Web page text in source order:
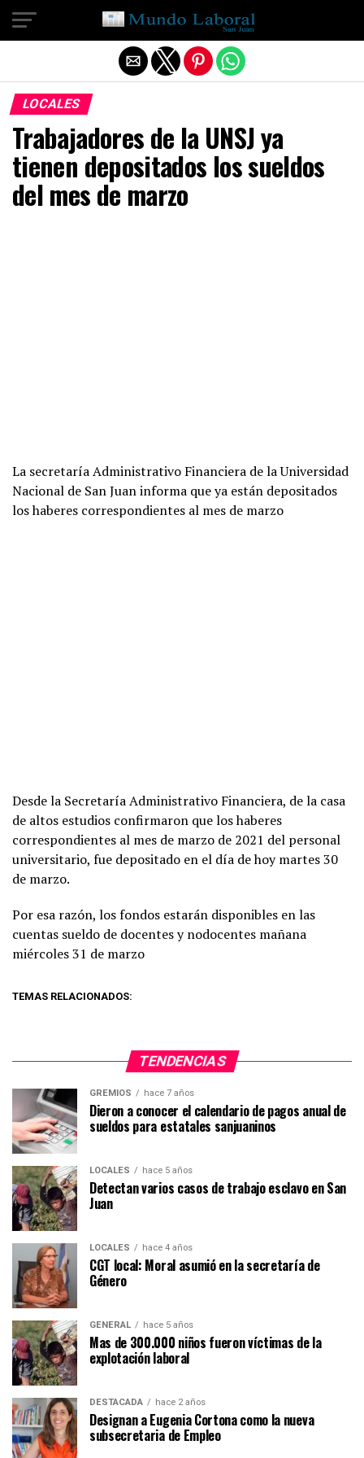
LOCALES
Trabajadores de la UNSJ ya
tienen depositados los sueldos
del mes de marzo
La secretaría Administrativo Financiera de la Universidad
Nacional de San Juan informa que ya están depositados
los haberes correspondientes al mes de marzo
Desde la Secretaría Administrativo Financiera, de la casa
de altos estudios confirmaron que los haberes
correspondientes al mes de marzo de 2021 del personal
universitario, fue depositado en el día de hoy martes 30
de marzo.
Por esa razón, los fondos estarán disponibles en las
cuentas sueldo de docentes y nodocentes mañana
miércoles 31 de marzo
TEMAS RELACIONADOS:
TENDENCIAS
GREMIOS hace 7 años
Dieron a conocer el calendario de pagos anual de
sueldos para estatales sanjuaninos
LOCALES hace 5 años
Detectan varios casos de trabajo esclavo en San
Juan
LOCALES hace 4 años
CGT local: Moral asumió en la secretaría de
Género
GENERAL hace 5 años
Mas de 300.000 niños fueron víctimas de la
explotación laboral
DESTACADA hace 2 años
Designan a Eugenia Cortona como la nueva
subsecretaria de Empleo
Salir de la versión móvil